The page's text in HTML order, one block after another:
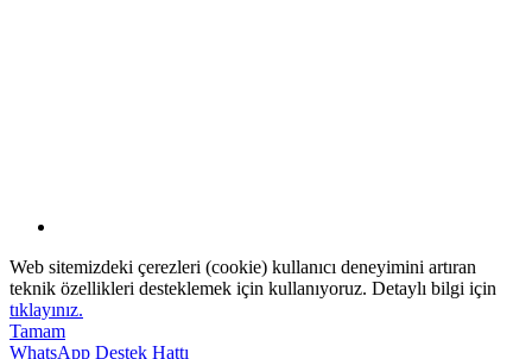
Web sitemizdeki çerezleri (cookie) kullanıcı deneyimini artıran
teknik özellikleri desteklemek için kullanıyoruz. Detaylı bilgi için
tıklayınız.
Tamam
WhatsApp Destek Hattı